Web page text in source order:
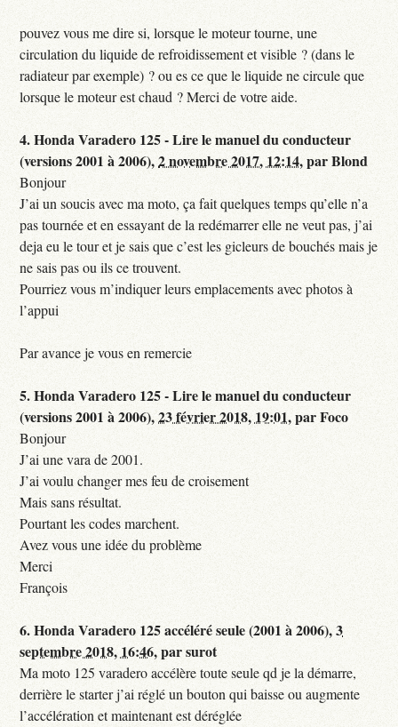
pouvez vous me dire si, lorsque le moteur tourne, une
circulation du liquide de refroidissement et visible ? (dans le
radiateur par exemple) ? ou es ce que le liquide ne circule que
lorsque le moteur est chaud ? Merci de votre aide.
4.Honda Varadero 125 - Lire le manuel du conducteur
(versions 2001 à 2006),2 novembre 2017, 12:14,parBlond
Bonjour
J’ai un soucis avec ma moto, ça fait quelques temps qu’elle n’a
pas tournée et en essayant de la redémarrer elle ne veut pas, j’ai
deja eu le tour et je sais que c’est les gicleurs de bouchés mais je
ne sais pas ou ils ce trouvent.
Pourriez vous m’indiquer leurs emplacements avec photos à
l’appui
Par avance je vous en remercie
5.Honda Varadero 125 - Lire le manuel du conducteur
(versions 2001 à 2006),23 février 2018, 19:01,parFoco
Bonjour
J’ai une vara de 2001.
J’ai voulu changer mes feu de croisement
Mais sans résultat.
Pourtant les codes marchent.
Avez vous une idée du problème
Merci
François
6.Honda Varadero 125 accéléré seule (2001 à 2006),3
septembre 2018, 16:46,parsurot
Ma moto 125 varadero accélère toute seule qd je la démarre,
derrière le starter j’ai réglé un bouton qui baisse ou augmente
l’accélération et maintenant est déréglée